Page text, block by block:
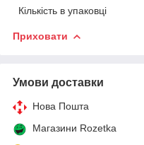
Кількість в упаковці
Приховати
Умови доставки
Нова Пошта
Магазини Rozetka